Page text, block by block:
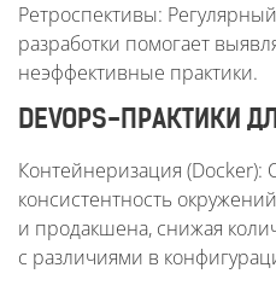
Ретроспективы:
разработки помогает
неэффективные практики.
DEVOPS-ПРАКТИКИ
Контейнеризация (Docker):
консистентность
и продакшена, снижая
с различиями в